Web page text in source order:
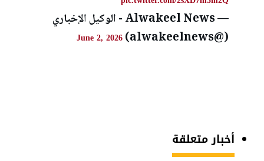
— Alwakeel News - الوكيل الإخباري
(@alwakeelnews)
June 2, 2026
أخبار متعلقة